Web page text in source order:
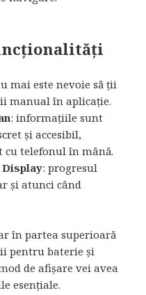
mai este nevoie să ții
manual în aplicație.
: informațiile sunt
și accesibil,
telefonul în mână.
: progresul
și atunci când
în partea superioară
pentru baterie și
de afișare vei avea
esențiale.